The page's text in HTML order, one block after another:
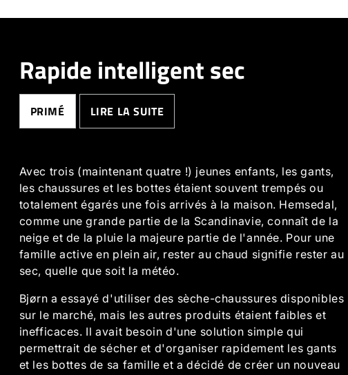
Rapide intelligent sec
PRIMÉ LIRE LA SUITE
Avec trois (maintenant quatre !) jeunes enfants, les gants,
les chaussures et les bottes étaient souvent trempés ou
totalement égarés une fois arrivés à la maison. Hemsedal,
comme une grande partie de la Scandinavie, connaît de la
neige et de la pluie la majeure partie de l'année. Pour une
famille active en plein air, rester au chaud signifie rester au
sec, quelle que soit la météo.
Bjørn a essayé d'utiliser des sèche-chaussures disponibles
sur le marché, mais les autres produits étaient faibles et
inefficaces. Il avait besoin d'une solution simple qui
permettrait de sécher et d'organiser rapidement les gants
et les bottes de sa famille et a décidé de créer un nouveau